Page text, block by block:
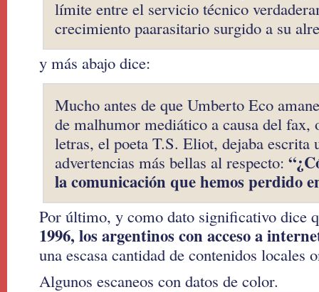
límite entre el servicio técnico
crecimiento paarasitario surgido a su
y más abajo dice:
Mucho antes de que Umberto Eco
de malhumor mediático a causa del fax,
letras, el poeta T.S. Eliot, dejaba escrita
advertencias más bellas al respecto:
la comunicación que hemos perdido
Por último, y como dato significativo dice
1996, los argentinos con acceso a
una escasa cantidad de contenidos locales
Algunos escaneos con datos de color.